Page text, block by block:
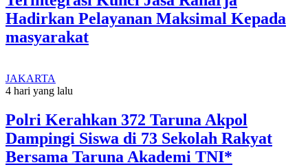
Hadirkan Pelayanan Maksimal Kepada
masyarakat
JAKARTA
4 hari yang lalu
Polri Kerahkan 372 Taruna Akpol
Dampingi Siswa di 73 Sekolah Rakyat
Bersama Taruna Akademi TNI*